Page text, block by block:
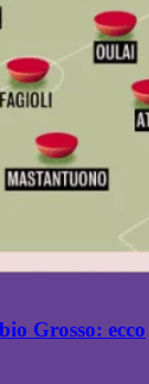
Grosso: ecco